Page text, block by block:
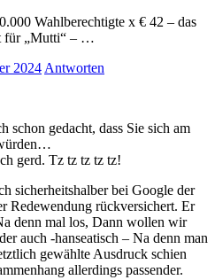
Wahlberechtigte x € 42 – das
für „Mutti“ – …
2024 Antworten
schon gedacht, dass Sie sich am
gerd. Tz tz tz tz tz!
sicherheitshalber bei Google der
Redewendung rückversichert. Er
denn mal los, Dann wollen wir
auch -hanseatisch – Na denn man
gewählte Ausdruck schien
allerdings passender.